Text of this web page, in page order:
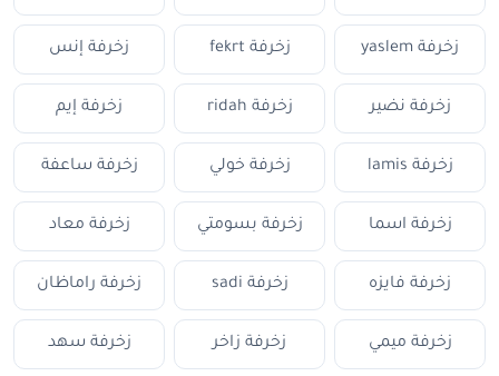
زخرفة yaslem زخرفة fekrt زخرفة إنس
زخرفة نضير زخرفة ridah زخرفة إيم
زخرفة lamis زخرفة خولي زخرفة ساعفة
زخرفة اسما زخرفة بسومتي زخرفة معاد
زخرفة فايزه زخرفة sadi زخرفة راماظان
زخرفة ميمي زخرفة زاخر زخرفة سهد